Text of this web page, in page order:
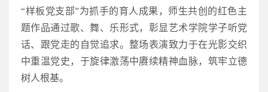
“样板党支部”为抓手的育人成果，师生共创的红色主
题作品通过歌、舞、乐形式，彰显艺术学院学子听党
话、跟党走的自觉追求。整场表演致力于在光影交织
中重温党史，于旋律激荡中赓续精神血脉，筑牢立德
树人根基。